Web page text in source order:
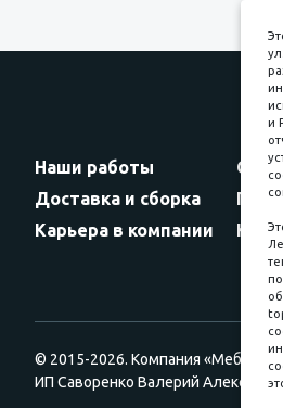
Наши работы
Доставка и сборка
Карьера в компании
© 2015-2026. Компания
ИП Саворенко Валерий
и